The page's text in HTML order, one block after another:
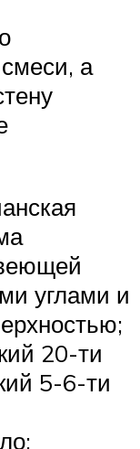
а
углами и
20-ти
5-6-ти